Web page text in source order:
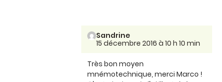
Sandrine
15 décembre 2016 à 10 h 10 min
Très bon moyen
mnémotechnique, merci Marco !